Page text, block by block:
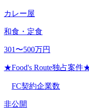
カレー屋
和食・定食
301〜500万円
★Food's Route独占案
FC契約企業数
非公開